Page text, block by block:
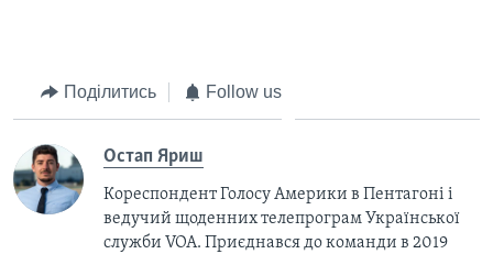
Поділитись Follow us
Остап Яриш
Кореспондент Голосу Америки в Пентагоні і
ведучий щоденних телепрограм Української
служби VOA. Приєднався до команди в 2019